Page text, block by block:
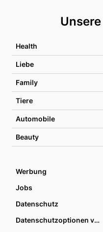
Health
Liebe
Family
Tiere
Automobile
Beauty
Werbung
Jobs
Datenschutz
Datenschutzoptionen verwalten